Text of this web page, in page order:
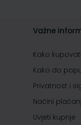
Važne
Kako kupovati
Kako do
Privatnost i
Načini
Uvjeti kupnje